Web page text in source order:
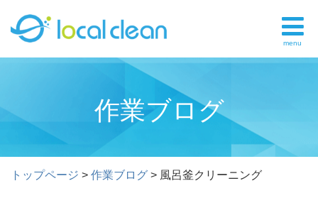
menu
作業ブログ
トップページ > 作業ブログ > 風呂釜クリーニング